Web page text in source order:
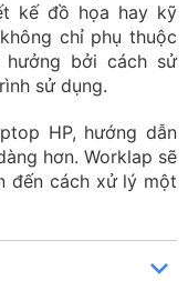
kế đồ họa hay kỹ
chỉ phụ thuộc
bởi cách sử
sử dụng.
HP, hướng dẫn
hơn. Worklap sẽ
đến cách xử lý một